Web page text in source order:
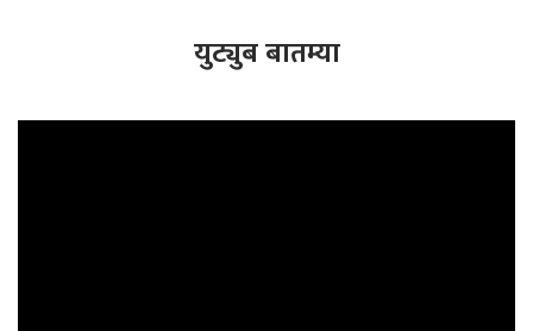
युट्युब बातम्या